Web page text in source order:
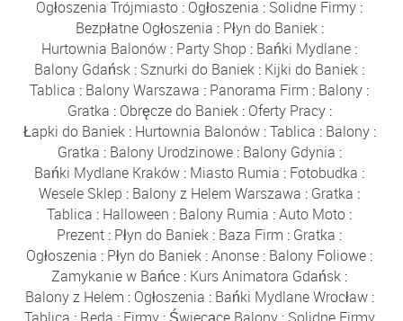
Ogłoszenia Trójmiasto : Ogłoszenia : Solidne Firmy :
Bezpłatne Ogłoszenia : Płyn do Baniek:
Hurtownia Balonów : Party Shop : Bańki Mydlane :
Balony Gdańsk : Sznurki do Baniek : Kijki do Baniek :
Tablica : Balony Warszawa : Panorama Firm : Balony :
Gratka : Obręcze do Baniek: Oferty Pracy:
Łapki do Baniek: Hurtownia Balonów:Tablica : Balony:
Gratka : Balony Urodzinowe: Balony Gdynia :
Bańki Mydlane Kraków : Miasto Rumia : Fotobudka :
Wesele Sklep : Balony z Helem Warszawa : Gratka :
Tablica : Halloween : Balony Rumia :Auto Moto :
Prezent : Płyn do Baniek : Baza Firm : Gratka :
Ogłoszenia : Płyn do Baniek :Anonse : Balony Foliowe :
Zamykanie w Bańce : Kurs Animatora Gdańsk :
Balony z Helem : Ogłoszenia : Bańki Mydlane Wrocław: